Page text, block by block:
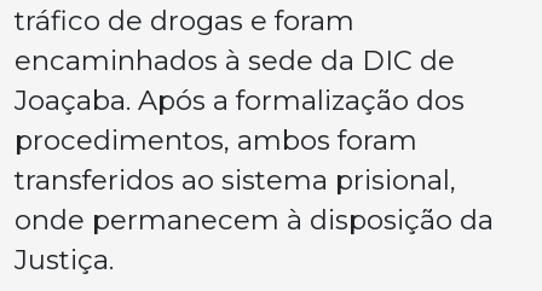
tráfico de drogas e foram
encaminhados à sede da DIC de
Joaçaba. Após a formalização dos
procedimentos, ambos foram
transferidos ao sistema prisional,
onde permanecem à disposição da
Justiça.